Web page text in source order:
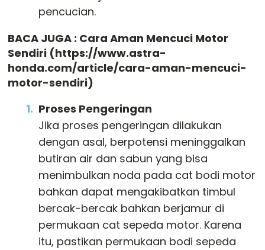
pencucian.
BACA JUGA : Cara Aman Mencuci Motor
Sendiri (https://www.astra-
honda.com/article/cara-aman-mencuci-
motor-sendiri)
Proses Pengeringan
Jika proses pengeringan dilakukan
dengan asal, berpotensi meninggalkan
butiran air dan sabun yang bisa
menimbulkan noda pada cat bodi motor
bahkan dapat mengakibatkan timbul
bercak-bercak bahkan berjamur di
permukaan cat sepeda motor. Karena
itu, pastikan permukaan bodi sepeda